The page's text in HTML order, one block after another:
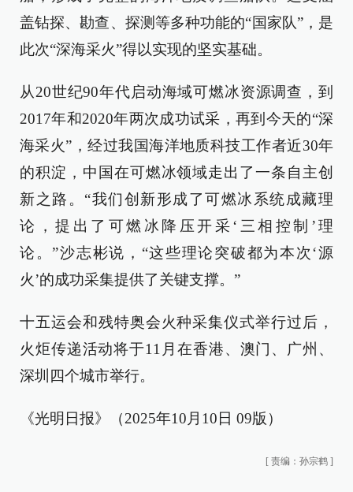
盖钻探、勘查、探测等多种功能的“国家队”，是
此次“深海采火”得以实现的坚实基础。
从20世纪90年代启动海域可燃冰资源调查，到
2017年和2020年两次成功试采，再到今天的“深
海采火”，经过我国海洋地质科技工作者近30年
的积淀，中国在可燃冰领域走出了一条自主创
新之路。“我们创新形成了可燃冰系统成藏理
论，提出了可燃冰降压开采‘三相控制’理
论。”沙志彬说，“这些理论突破都为本次‘源
火’的成功采集提供了关键支撑。”
十五运会和残特奥会火种采集仪式举行过后，
火炬传递活动将于11月在香港、澳门、广州、
深圳四个城市举行。
《光明日报》（2025年10月10日 09版）
[ 责编：孙宗鹤 ]